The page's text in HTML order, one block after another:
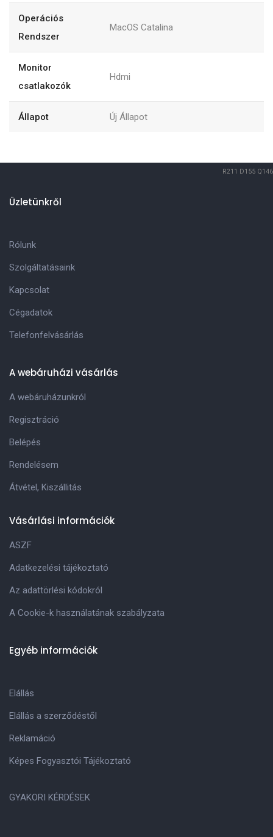
Operációs
Rendszer
MacOS Catalina
Monitor
csatlakozók
Hdmi
Állapot Új Állapot
R211 D155 Q146
Üzletünkről
Rólunk
Szolgáltatásaink
Kapcsolat
Cégadatok
Telefonfelvásárlás
A webáruházi vásárlás
A webáruházunkról
Regisztráció
Belépés
Rendelésem
Átvétel, Kiszállitás
Vásárlási információk
ASZF
Adatkezelési tájékoztató
Az adattörlési kódokról
A Cookie-k használatának szabályzata
Egyéb információk
Elállás
Elállás a szerződéstől
Reklamáció
Képes Fogyasztói Tájékoztató
GYAKORI KÉRDÉSEK